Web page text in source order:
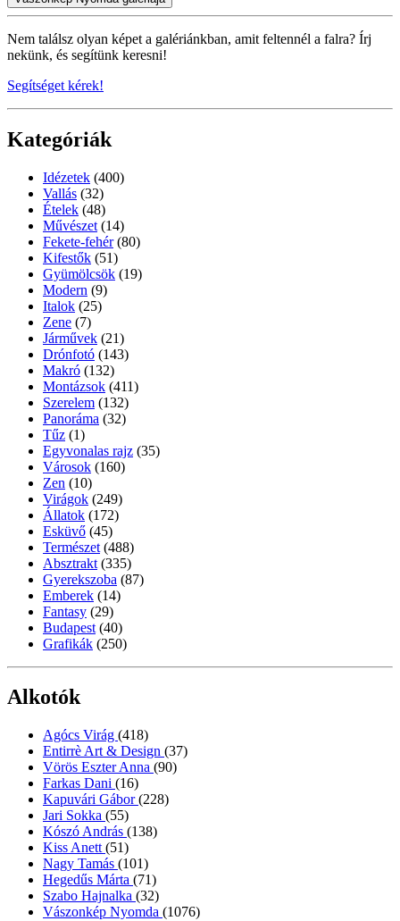
Nem találsz olyan képet a galériánkban, amit feltennél a falra? Írj
nekünk, és segítünk keresni!
Segítséget kérek!
Kategóriák
Idézetek (400)
Vallás (32)
Ételek (48)
Művészet (14)
Fekete-fehér (80)
Kifestők (51)
Gyümölcsök (19)
Modern (9)
Italok (25)
Zene (7)
Járművek (21)
Drónfotó (143)
Makró (132)
Montázsok (411)
Szerelem (132)
Panoráma (32)
Tűz (1)
Egyvonalas rajz (35)
Városok (160)
Zen (10)
Virágok (249)
Állatok (172)
Esküvő (45)
Természet (488)
Absztrakt (335)
Gyerekszoba (87)
Emberek (14)
Fantasy (29)
Budapest (40)
Grafikák (250)
Alkotók
Agócs Virág (418)
Entirrè Art & Design (37)
Vörös Eszter Anna (90)
Farkas Dani (16)
Kapuvári Gábor(228)
Jari Sokka (55)
Kószó András (138)
Kiss Anett (51)
Nagy Tamás (101)
Hegedűs Márta (71)
Szabo Hajnalka (32)
Vászonkép Nyomda (1076)